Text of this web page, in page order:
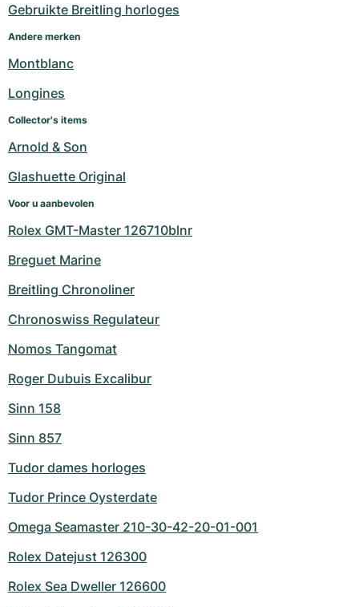
Roadster
Montbrillant
Gebruikte horloges
Gebruikte Breitling horloges
Andere merken
Montblanc
Longines
Collector's items
Arnold & Son
Glashuette Original
Voor u aanbevolen
Rolex GMT-Master 126710blnr
Breguet Marine
Breitling Chronoliner
Chronoswiss Regulateur
Nomos Tangomat
Roger Dubuis Excalibur
Sinn 158
Sinn 857
Tudor dames horloges
Tudor Prince Oysterdate
Omega Seamaster 210-30-42-20-01-001
Rolex Datejust 126300
Rolex Sea Dweller 126600